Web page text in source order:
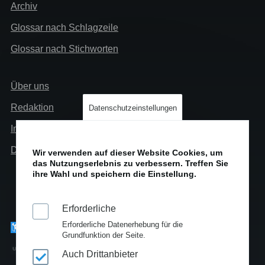
Extra
Archiv
Glossar nach Schlagzeile
Glossar nach Stichworten
Links
Über uns
Redaktion
Impressum
Datenschutz
Datenschutzeinstellungen
Wir verwenden auf dieser Website Cookies, um
das Nutzungserlebnis zu verbessern. Treffen Sie
ihre Wahl und speichern die Einstellung.
Erforderliche
Erforderliche Datenerhebung für die
Grundfunktion der Seite.
Auch Drittanbieter